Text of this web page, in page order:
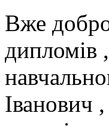
Вже
дипломів
Іванович